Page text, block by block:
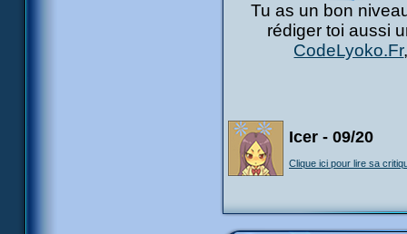
Tu as un bon
rédiger toi aussi
CodeLyoko.Fr
Icer - 09/20
Clique ici pour lire sa